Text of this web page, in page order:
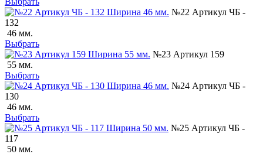
№22 Артикул ЧБ -
132
46 мм.
Выбрать
№23 Артикул 159
55 мм.
Выбрать
№24 Артикул ЧБ -
130
46 мм.
Выбрать
№25 Артикул ЧБ -
117
50 мм.